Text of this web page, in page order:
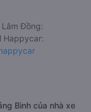
Đồng:
Happycar:
Bình của nhà xe